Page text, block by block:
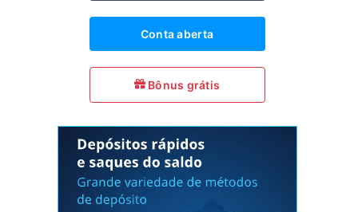
Conta aberta
Bônus grátis